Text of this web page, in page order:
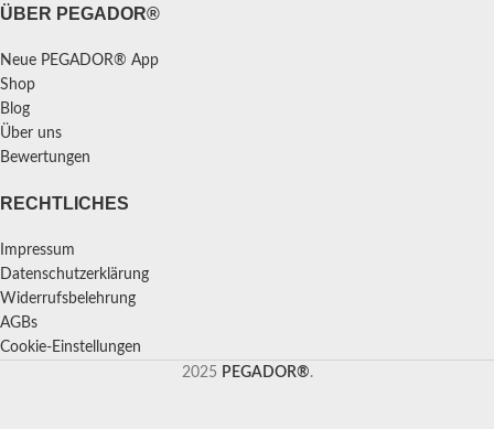
ÜBER PEGADOR®
Neue PEGADOR® App
Shop
Blog
Über uns
Bewertungen
RECHTLICHES
Impressum
Datenschutzerklärung
Widerrufsbelehrung
AGBs
Cookie-Einstellungen
2025 PEGADOR®.